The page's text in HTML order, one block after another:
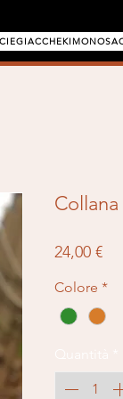
GIACCHEKIMONOS
24,00 €
Colore *